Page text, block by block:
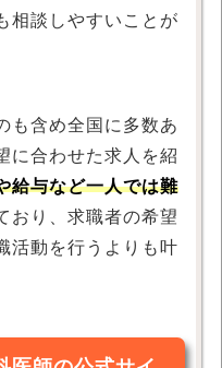
相談しやすいことが
も含め全国に多数あ
に合わせた求人を紹
給与など一人では難
おり、求職者の希望
活動を行うよりも叶